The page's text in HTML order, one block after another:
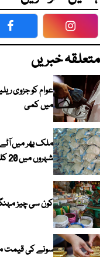
Facebook
متعلقہ خبریں
عوام کو جزوی
میں کمی
ملک بھر میں
شہروں میں 20 کلو تھیلا 100 روپے تک مہنگا
کون سی چیز
سونے کی قیمت